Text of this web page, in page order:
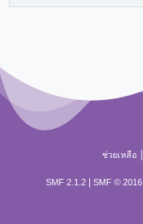
ช่วยเหลือ|
SMF 2.1.2 SMF © 2016